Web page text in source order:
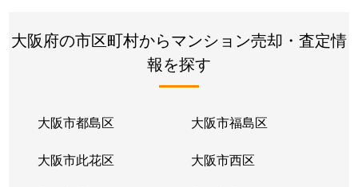
大阪府の市区町村からマンション売却・査定情
報を探す
大阪市都島区 大阪市福島区
大阪市此花区 大阪市西区